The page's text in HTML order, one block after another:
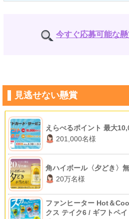
今すぐ応募可能な
見逃せない懸賞
えらべるポイント 最大
201,000名様
角ハイボール〈夕どき〉
20万名様
ファンヒーター Hot＆
クス テイク6 / ギフトペ